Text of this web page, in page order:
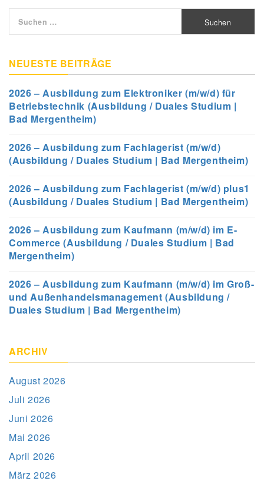
nach:
NEUESTE BEITRÄGE
2026 – Ausbildung zum Elektroniker (m/w/d) für
Betriebstechnik (Ausbildung / Duales Studium |
Bad Mergentheim)
2026 – Ausbildung zum Fachlagerist (m/w/d)
(Ausbildung / Duales Studium | Bad Mergentheim)
2026 – Ausbildung zum Fachlagerist (m/w/d) plus1
(Ausbildung / Duales Studium | Bad Mergentheim)
2026 – Ausbildung zum Kaufmann (m/w/d) im E-
Commerce (Ausbildung / Duales Studium | Bad
Mergentheim)
2026 – Ausbildung zum Kaufmann (m/w/d) im Groß-
und Außenhandelsmanagement (Ausbildung /
Duales Studium | Bad Mergentheim)
ARCHIV
August 2026
Juli 2026
Juni 2026
Mai 2026
April 2026
März 2026